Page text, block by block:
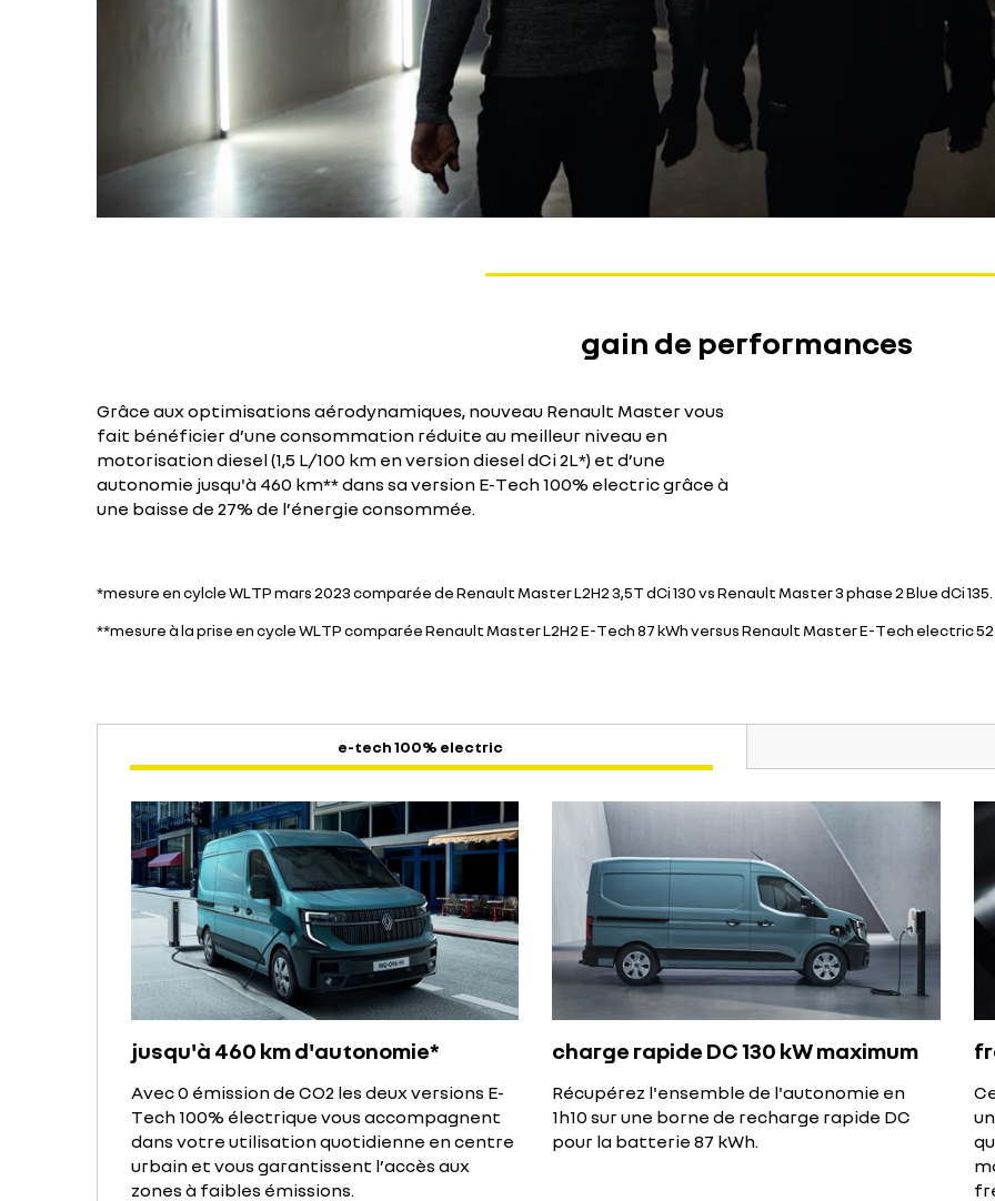
gain de performances
Grâce aux optimisations aérodynamiques, nouveau Renault Master vous
fait bénéficier d’une consommation réduite au meilleur niveau en
motorisation diesel (1,5 L/100 km en version diesel dCi 2L*) et d’une
autonomie jusqu'à 460 km** dans sa version E-Tech 100% electric grâce à
une baisse de 27% de l’énergie consommée.
*mesure en cylcle WLTP mars 2023 comparée de Renault Master L2H2 3,5T dCi 130 vs Renault Master 3 phase 2 Blue dCi
**mesure à la prise en cycle WLTP comparée Renault Master L2H2 E-Tech 87 kWh versus Renault Master E-Tech electric
e-tech 100% electric
jusqu'à 460 km d'autonomie*
Avec 0 émission de CO2 les deux versions E-
Tech 100% électrique vous accompagnent
dans votre utilisation quotidienne en centre
urbain et vous garantissent l’accès aux
zones à faibles émissions.
charge rapide DC 130 kW maximum
Récupérez l'ensemble de l'autonomie en
1h10 sur une borne de recharge rapide DC
pour la batterie 87 kWh.